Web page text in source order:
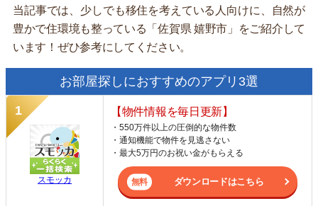
当記事では、少しでも移住を考えている人向けに、自然が
豊かで住環境も整っている「佐賀県 嬉野市」をご紹介して
います！ぜひ参考にしてください。
お部屋探しにおすすめのアプリ3選
スモッカ
【物件情報を毎日更新】
・550万件以上の圧倒的な物件数
・通知機能で物件を見逃さない
・最大5万円のお祝い金がもらえる
ダウンロードはこちら